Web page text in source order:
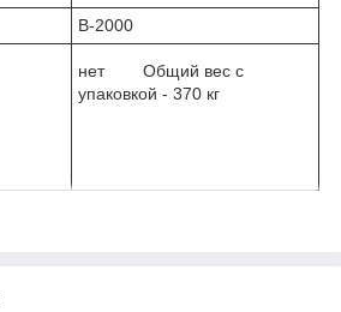
В-2000
нет Общий вес с
упаковкой - 370 кг